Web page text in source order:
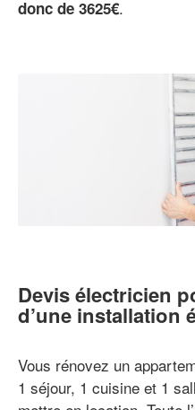
donc de 3625€.
Devis électricien
d’une installation
Vous rénovez un
1 séjour, 1 cuisine et 1